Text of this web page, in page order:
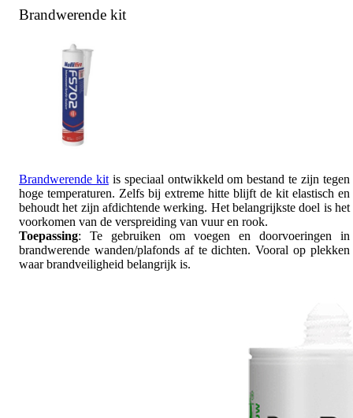
Brandwerende kit
Brandwerende kitis speciaal ontwikkeld om bestand te zijn tegen
hoge temperaturen. Zelfs bij extreme hitte blijft de kit elastisch en
behoudt het zijn afdichtende werking. Het belangrijkste doel is het
voorkomen van de verspreiding van vuur en rook.
Toepassing: Te gebruiken om voegen en doorvoeringen in
brandwerende wanden/plafonds af te dichten. Vooral op plekken
waar brandveiligheid belangrijk is.